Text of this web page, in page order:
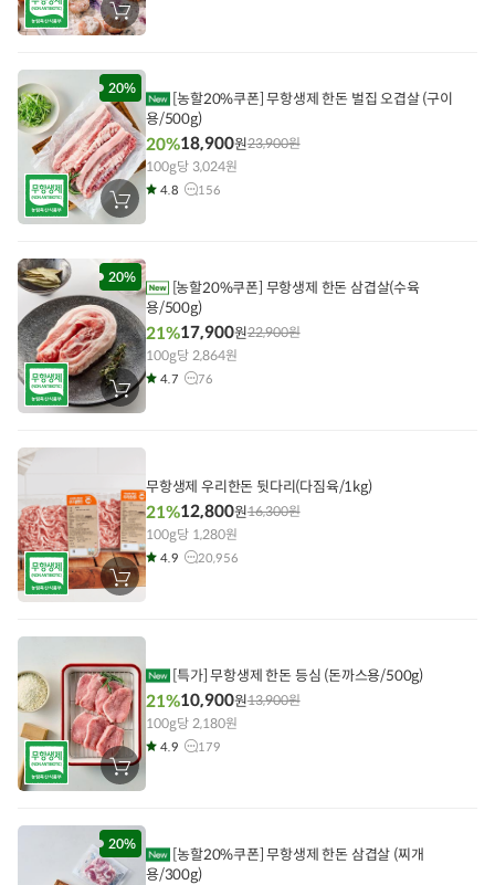
장
바
에
담
기
20%
장
바
에
담
기
[농할20%쿠폰] 무항생제 한돈 벌집 오겹살 (구이
용/500g)
20%18,900원23,900원
100g당 3,024원
4.8 156
20%
장
바
에
[농할20%쿠폰] 무항생제 한돈 삼겹살(수육
용/500g)
21%17,900원22,900원
100g당 2,864원
4.7 76
장
바
에
기
무항생제 우리한돈 뒷다리(다짐육/1kg)
21%12,800원16,300원
100g당 1,280원
4.9 20,956
장
바
에
담
기
[특가] 무항생제 한돈 등심 (돈까스용/500g)
21%10,900원13,900원
100g당 2,180원
4.9 179
20%
[농할20%쿠폰] 무항생제 한돈 삼겹살 (찌개
용/300g)